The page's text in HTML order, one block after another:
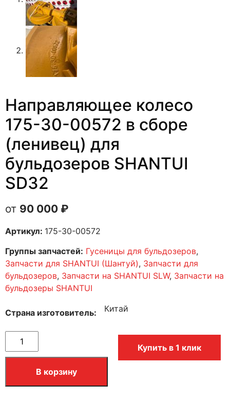
Направляющее колесо
175-30-00572 в сборе
(ленивец) для
бульдозеров SHANTUI
SD32
90 000 ₽
Артикул: 175-30-00572
Группы запчастей: Гусеницы для бульдозеров,
Запчасти для SHANTUI (Шантуй), Запчасти для
бульдозеров, Запчасти на SHANTUI SLW, Запчасти на
бульдозеры SHANTUI
Страна изготовитель Китай
В корзину
Купить в 1 клик